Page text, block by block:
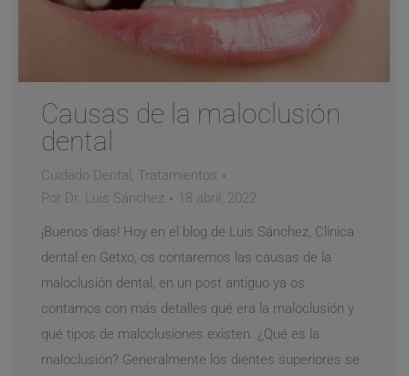
Causas de la maloclusión
dental
Cuidado Dental , Tratamientos
Por Dr. Luis Sánchez 18 abril, 2022
¡Buenos días! Hoy en el blog de Luis Sánchez, Clínica
dental en Getxo, os contaremos las causas de la
maloclusión dental, en un post antiguo ya os
contamos con más detalles qué era la maloclusión y
qué tipos de maloclusiones existen. ¿Qué es la
maloclusión? Generalmente los dientes superiores se